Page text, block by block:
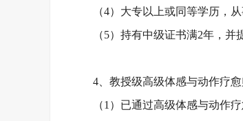
（4）大专以上或同等学历，
（5）持有中级证书满2年，并
4、教授级高级体感与动作疗
（1）已通过高级体感与动作疗